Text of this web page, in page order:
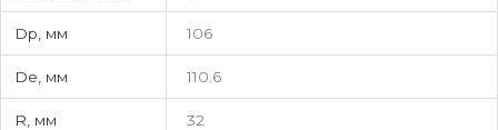
Dp, мм 106
De, мм 110.6
R, мм 32